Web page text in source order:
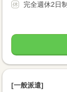
完全週休2日
[一般派遣]